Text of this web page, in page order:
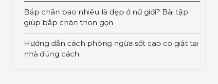
Bắp chân bao nhiêu là đẹp ở nữ giới? Bài tập
giúp bắp chân thon gọn
Hướng dẫn cách phòng ngừa sốt cao co giật tại
nhà đúng cách